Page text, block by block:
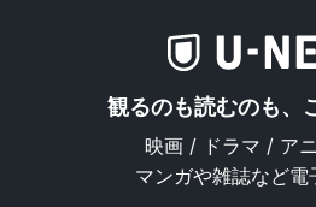
観るのも読むのも、
映画 / ドラマ / アニ
マンガや雑誌など電